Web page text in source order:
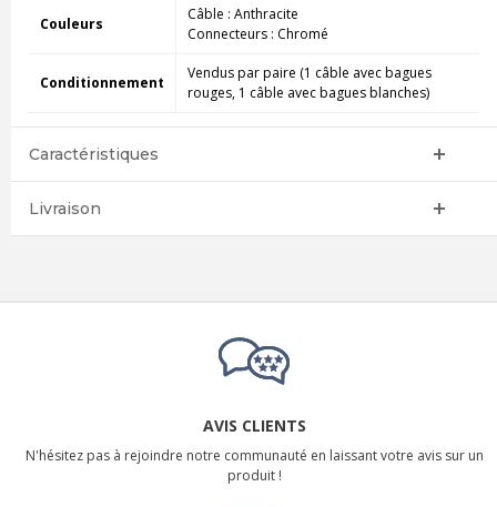
Couleurs
Câble : Anthracite
Connecteurs : Chromé
Conditionnement
Vendus par paire (1 câble avec bagues
rouges, 1 câble avec bagues blanches)
Caractéristiques
Livraison
AVIS CLIENTS
N'hésitez pas à rejoindre notre communauté en laissant votre avis sur un
produit !